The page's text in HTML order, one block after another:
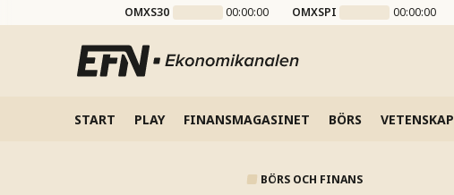
OMXS30 00:00:00 OMXSPI 00:00:00
START PLAY FINANSMAGASINET BÖRS VETENSKAP
BÖRS OCH FINANS